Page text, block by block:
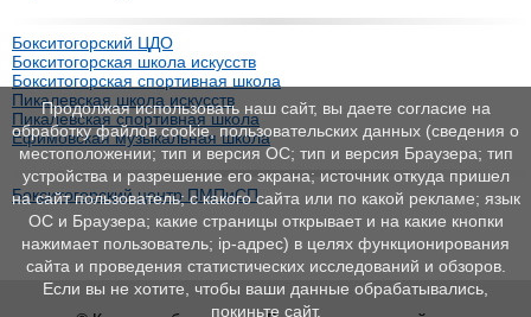
Бокситогорский ЦДО
Бокситогорская школа искусств
Бокситогорская спортивная школа
Пикалевская школа искусств
Пикалевская спортивная школа
Ефимовская музыкальная школа
Бокситогорский центр ПМПиСП
Продолжая использовать наш сайт, вы даете согласие на
обработку файлов cookie, пользовательских данных (сведения о
местоположении; тип и версия ОС; тип и версия Браузера; тип
устройства и разрешение его экрана; источник откуда пришел
на сайт пользователь; с какого сайта или по какой рекламе; язык
ОС и Браузера; какие страницы открывает и на какие кнопки
нажимает пользователь; ip-адрес) в целях функционирования
сайта и проведения статистических исследований и обзоров.
Если вы не хотите, чтобы ваши данные обрабатывались,
покиньте сайт.